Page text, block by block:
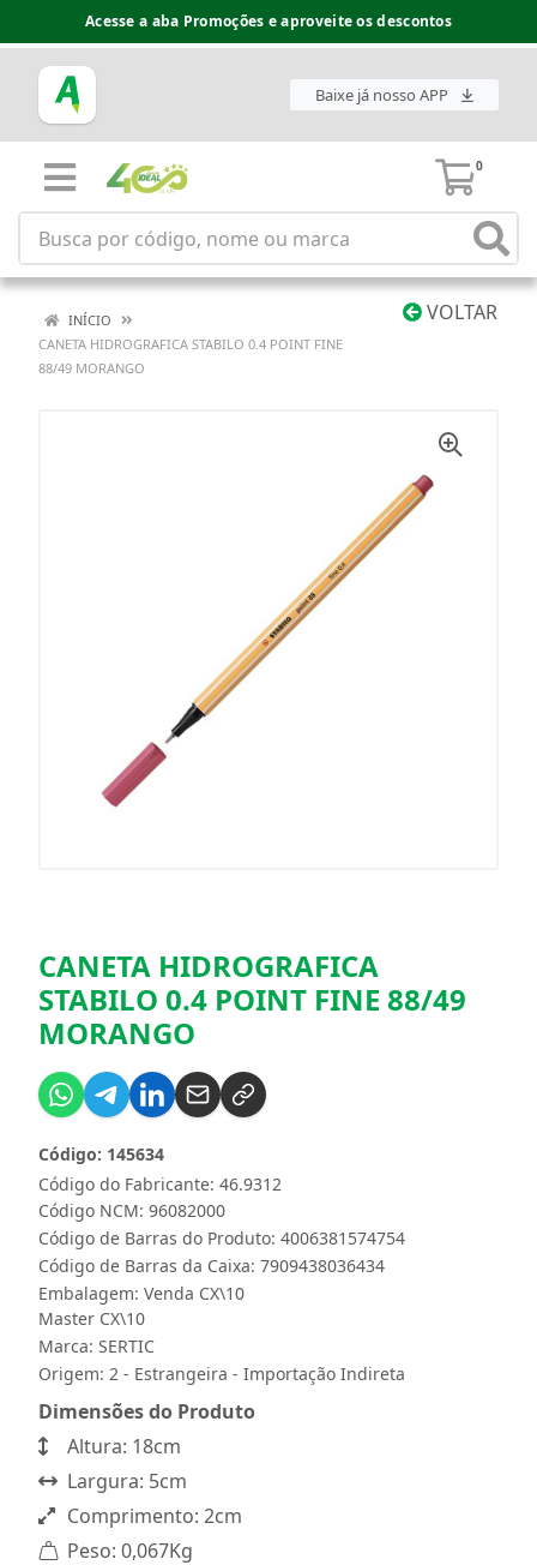
Acesse a aba Promoções e aproveite os descontos
Baixe já nosso APP
0
VOLTAR
INÍCIO
CANETA HIDROGRAFICA STABILO 0.4 POINT FINE
88/49 MORANGO
CANETA HIDROGRAFICA
STABILO 0.4 POINT FINE 88/49
MORANGO
Código do Fabricante: 46.9312
Código: 145634
Código NCM: 96082000
Código de Barras do Produto: 4006381574754
Código de Barras da Caixa: 7909438036434
Embalagem: Venda CX\10
Master CX\10
Marca: SERTIC
Origem: 2 - Estrangeira - Importação Indireta
Dimensões do Produto
Altura: 18cm
Largura: 5cm
Comprimento: 2cm
Peso: 0,067Kg